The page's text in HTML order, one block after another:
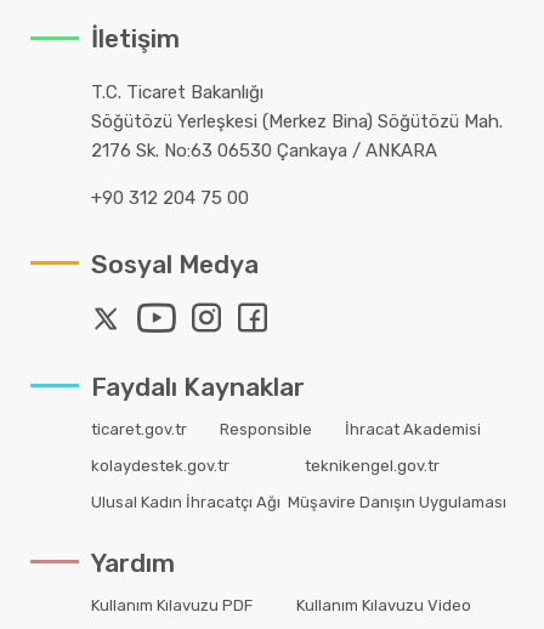
İletişim
T.C. Ticaret Bakanlığı
Söğütözü Yerleşkesi (Merkez Bina) Söğütözü Mah.
2176 Sk. No:63 06530 Çankaya / ANKARA
+90 312 204 75 00
Sosyal Medya
Faydalı Kaynaklar
ticaret.gov.tr Responsible
İhracat Akademisi
kolaydestek.gov.tr
teknikengel.gov.tr
Ulusal Kadın İhracatçı Ağı Müşavire Danışın Uygulaması
Yardım
Kullanım Kılavuzu PDF Kullanım Kılavuzu Video